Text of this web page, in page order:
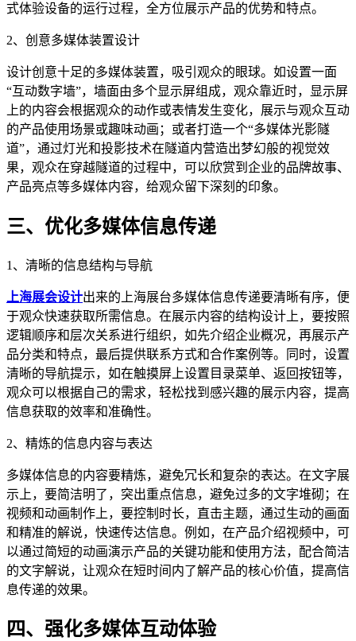
式体验设备的运行过程，全方位展示产品的优势和特点。
2、创意多媒体装置设计
设计创意十足的多媒体装置，吸引观众的眼球。如设置一面
“互动数字墙”，墙面由多个显示屏组成，观众靠近时，显示屏
上的内容会根据观众的动作或表情发生变化，展示与观众互动
的产品使用场景或趣味动画；或者打造一个“多媒体光影隧
道”，通过灯光和投影技术在隧道内营造出梦幻般的视觉效
果，观众在穿越隧道的过程中，可以欣赏到企业的品牌故事、
产品亮点等多媒体内容，给观众留下深刻的印象。
三、优化多媒体信息传递
1、清晰的信息结构与导航
上海展会设计出来的上海展台多媒体信息传递要清晰有序，便
于观众快速获取所需信息。在展示内容的结构设计上，要按照
逻辑顺序和层次关系进行组织，如先介绍企业概况，再展示产
品分类和特点，最后提供联系方式和合作案例等。同时，设置
清晰的导航提示，如在触摸屏上设置目录菜单、返回按钮等，
观众可以根据自己的需求，轻松找到感兴趣的展示内容，提高
信息获取的效率和准确性。
2、精炼的信息内容与表达
多媒体信息的内容要精炼，避免冗长和复杂的表达。在文字展
示上，要简洁明了，突出重点信息，避免过多的文字堆砌；在
视频和动画制作上，要控制时长，直击主题，通过生动的画面
和精准的解说，快速传达信息。例如，在产品介绍视频中，可
以通过简短的动画演示产品的关键功能和使用方法，配合简洁
的文字解说，让观众在短时间内了解产品的核心价值，提高信
息传递的效果。
四、强化多媒体互动体验